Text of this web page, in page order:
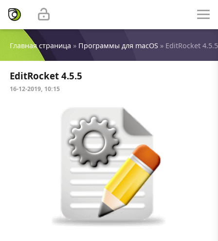
Главная страница » Программы для macOS » EditRocket 4.5.5
EditRocket 4.5.5
16-12-2019, 10:15